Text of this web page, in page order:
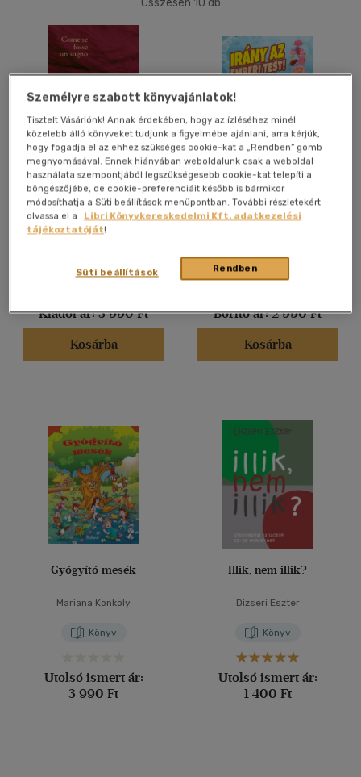
40 db / oldal
Összesen 10 db
Come se fosse un sogno /
Mintha csak álom volna
Roberto Ruspanti
Kiadói ár:3 990 Ft
Kosárba
Irány az emberi test!
Paula Dreve
Borító ár:2 990 Ft
Kosárba
Gyógyító mesék
Mariana Konkoly
Könyv
Utolsó ismert ár:
3 990 Ft
Illik, nem illik?
Dizseri Eszter
Könyv
Utolsó ismert ár:
1 400 Ft
Személyre szabott könyvajánlatok!
Tisztelt Vásárlónk! Annak érdekében, hogy az ízléséhez minél
közelebb álló könyveket tudjunk a figyelmébe ajánlani, arra kérjük,
hogy fogadja el az ehhez szükséges cookie-kat a „Rendben” gomb
megnyomásával. Ennek hiányában weboldalunk csak a weboldal
használata szempontjából legszükségesebb cookie-kat telepíti a
böngészőjébe, de cookie-preferenciáit később is bármikor
módosíthatja a Süti beállítások menüpontban. További részletekért
olvassa el a
Libri Könyvkereskedelmi Kft. adatkezelési
tájékoztatóját!
Rendben
Süti beállítások